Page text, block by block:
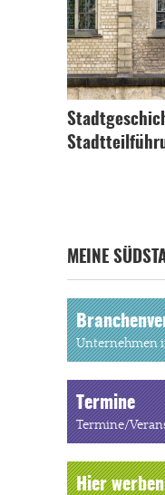
MEINE
Unternehmen
Termine
Termine/
Hier werben